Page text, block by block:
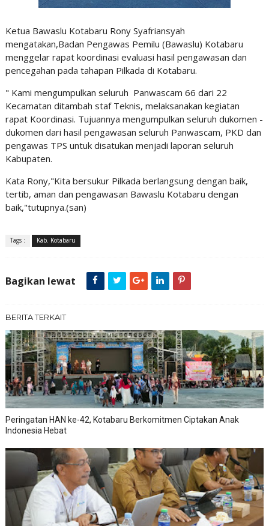
Ketua Bawaslu Kotabaru Rony Syafriansyah
mengatakan,Badan Pengawas Pemilu (Bawaslu) Kotabaru
menggelar rapat koordinasi evaluasi hasil pengawasan dan
pencegahan pada tahapan Pilkada di Kotabaru.
" Kami mengumpulkan seluruh Panwascam 66 dari 22
Kecamatan ditambah staf Teknis, melaksanakan kegiatan
rapat Koordinasi. Tujuannya mengumpulkan seluruh dukomen -
dukomen dari hasil pengawasan seluruh Panwascam, PKD dan
pengawas TPS untuk disatukan menjadi laporan seluruh
Kabupaten.
Kata Rony,"Kita bersukur Pilkada berlangsung dengan baik,
tertib, aman dan pengawasan Bawaslu Kotabaru dengan
baik,"tutupnya.(san)
Tags : Kab. Kotabaru
Bagikan lewat
BERITA TERKAIT
Peringatan HAN ke-42, Kotabaru Berkomitmen Ciptakan Anak
Indonesia Hebat